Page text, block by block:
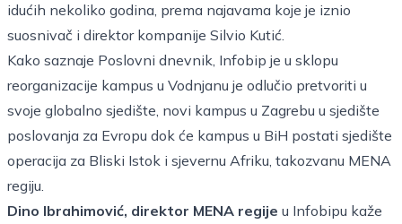
idućih nekoliko godina, prema najavama koje je iznio
suosnivač i direktor kompanije Silvio Kutić.
Kako saznaje Poslovni dnevnik, Infobip je u sklopu
reorganizacije kampus u Vodnjanu je odlučio pretvoriti u
svoje globalno sjedište, novi kampus u Zagrebu u sjedište
poslovanja za Evropu dok će kampus u BiH postati sjedište
operacija za Bliski Istok i sjevernu Afriku, takozvanu MENA
regiju.
Dino Ibrahimović, direktor MENA regije u Infobipu kaže